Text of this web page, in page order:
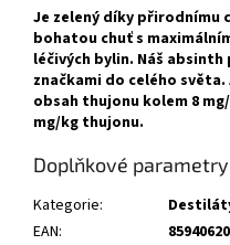
Je zelený díky přirodnímu
bohatou chuť s
léčivých bylin. Náš
značkami do celého
obsah thujonu kolem 8
mg/kg thujonu.
Doplňkové parametry
Kategorie:
EAN: